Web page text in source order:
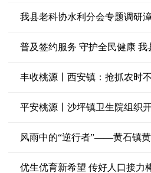
我县老科协水利分会专题调研
普及签约服务 守护全民健康
丰收桃源丨西安镇：抢抓农时
平安桃源丨沙坪镇卫生院组织
风雨中的“逆行者”——黄石镇
优生优育新希望 传好人口接